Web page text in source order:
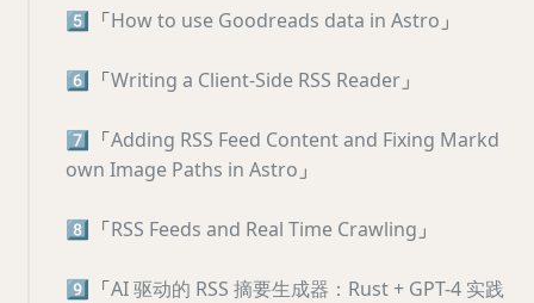
5️⃣ 「How to use Goodreads data in Astro 」
6️⃣ 「Writing a Client-Side RSS Reader 」
7️⃣ 「Adding RSS Feed Content and Fixing Markd
own Image Paths in Astro 」
8️⃣ 「RSS Feeds and Real Time Crawling 」
9️⃣ 「AI 驱动的 RSS 摘要生成器：Rust + GPT-4 实践